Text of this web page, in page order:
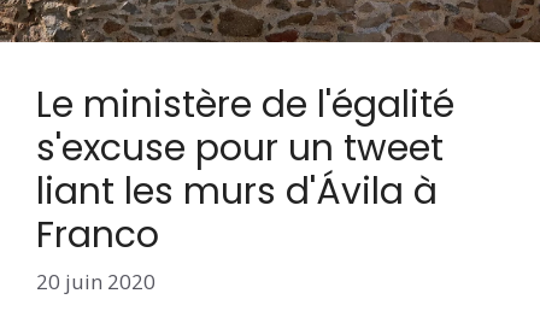
Le ministère de l'égalité
s'excuse pour un tweet
liant les murs d'Ávila à
Franco
20 juin 2020